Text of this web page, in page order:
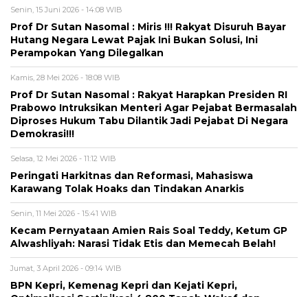
Senin, 15 Juni 2026 - 14:08 WIB
Prof Dr Sutan Nasomal : Miris !!! Rakyat Disuruh Bayar
Hutang Negara Lewat Pajak Ini Bukan Solusi, Ini
Perampokan Yang Dilegalkan
Kamis, 28 Mei 2026 - 18:08 WIB
Prof Dr Sutan Nasomal : Rakyat Harapkan Presiden RI
Prabowo Intruksikan Menteri Agar Pejabat Bermasalah
Diproses Hukum Tabu Dilantik Jadi Pejabat Di Negara
Demokrasi!!!
Selasa, 12 Mei 2026 - 11:12 WIB
Peringati Harkitnas dan Reformasi, Mahasiswa
Karawang Tolak Hoaks dan Tindakan Anarkis
Senin, 11 Mei 2026 - 15:41 WIB
Kecam Pernyataan Amien Rais Soal Teddy, Ketum GP
Alwashliyah: Narasi Tidak Etis dan Memecah Belah!
Jumat, 3 April 2026 - 09:14 WIB
BPN Kepri, Kemenag Kepri dan Kejati Kepri,